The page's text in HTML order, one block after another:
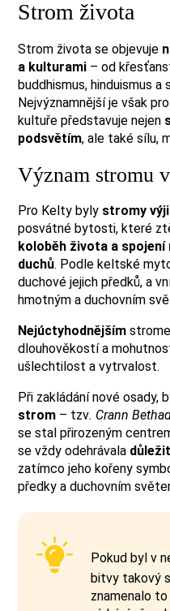
Strom života
Strom života se objevuje
a kulturami – od
buddhismus, hinduismus
Nejvýznamnější je však
kultuře představuje nejen
podsvětím, ale také sílu,
Význam stromu
Pro Kelty byly stromy
posvátné bytosti, které
koloběh života a
duchů. Podle keltské
duchové jejich předků, a
hmotným a duchovním
Nejúctyhodnějším
dlouhověkostí a
ušlechtilost a vytrvalost.
Při zakládání nové osady,
strom – tzv. Crann
se stal přirozeným
se vždy odehrávala
zatímco jeho kořeny
předky a duchovním
Pokud byl v
bitvy takový
znamenalo